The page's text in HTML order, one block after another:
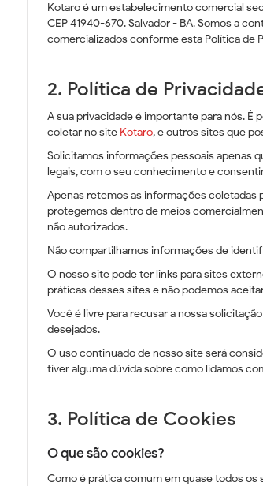
Kotaro é um estabelecimento comercial
CEP 41940-670. Salvador - BA. Somos a
comercializados conforme esta Política de
2. Política de
A sua privacidade é importante para nós. É
coletar no site Kotaro, e outros sites que
Solicitamos informações pessoais apenas
legais, com o seu conhecimento e
Apenas retemos as informações coletadas
protegemos dentro de meios
não autorizados.
Não compartilhamos informações de
O nosso site pode ter links para sites
práticas desses sites e não podemos
Você é livre para recusar a nossa
desejados.
O uso continuado de nosso site será
tiver alguma dúvida sobre como lidamos
3. Política de Cookies
O que são cookies?
Como é prática comum em quase todos